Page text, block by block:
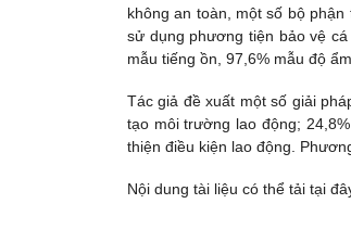
không an toàn, một số bộ
sử dụng phương tiện bảo vệ
mẫu tiếng ồn, 97,6% mẫu độ
Tác giả đề xuất một số giải
tạo môi trường lao động;
thiện điều kiện lao động.
Nội dung tài liệu có thể tải tại